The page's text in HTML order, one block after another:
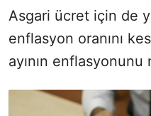
Asgari ücret için de
enflasyon oranını
ayının